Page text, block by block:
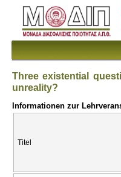
Three existential
unreality?
Informationen zur
Titel